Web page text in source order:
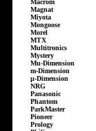
Macrom
Magnat
Miyota
Mongoose
Morel
MTX
Multitronics
Mystery
Mu-Dimension
m-Dimension
µ-Dimension
NRG
Panasonic
Phantom
ParkMaster
Pioneer
Prology